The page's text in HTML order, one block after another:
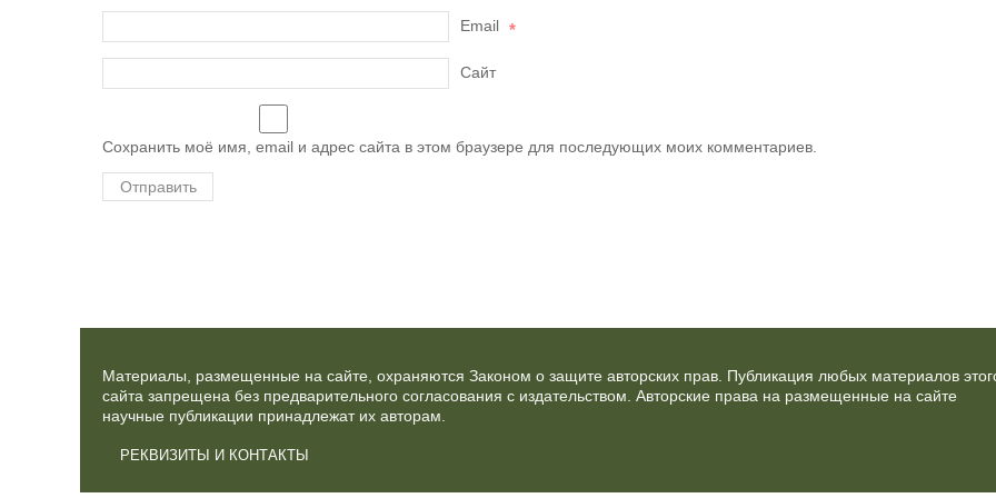
Email *
Сайт
Сохранить моё имя, email и адрес сайта в этом браузере для последующих моих комментариев.
Материалы, размещенные на сайте, охраняются Законом о защите авторских прав. Публикация любых материалов
сайта запрещена без предварительного согласования с издательством. Авторские права на размещенные на сайте
научные публикации принадлежат их авторам.
РЕКВИЗИТЫ И КОНТАКТЫ